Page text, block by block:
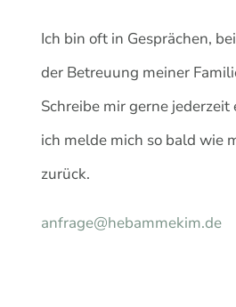
Ich bin oft in Gesprächen,
der Betreuung meiner
Schreibe mir gerne
ich melde mich so bald wie
zurück.
anfrage@hebammekim.de